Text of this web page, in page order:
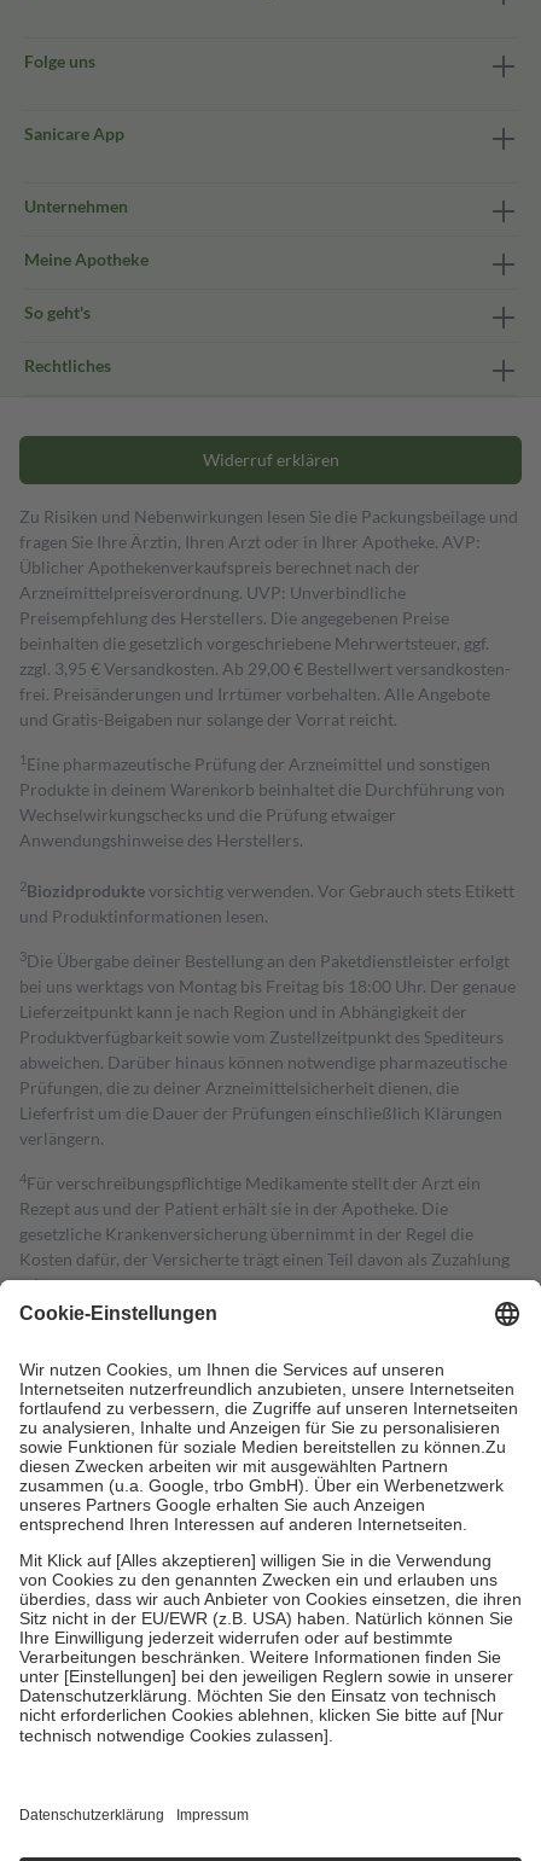
Folge uns
Sanicare App
Unternehmen
Meine Apotheke
So geht's
Rechtliches
Widerruf erklären
Zu Risiken und Nebenwirkungen lesen Sie die Packungsbeilage und
fragen Sie Ihre Ärztin, Ihren Arzt oder in Ihrer Apotheke. AVP:
Üblicher Apothekenverkaufspreis berechnet nach der
Arzneimittelpreisverordnung. UVP: Unverbindliche
Preisempfehlung des Herstellers. Die angegebenen Preise
beinhalten die gesetzlich vorgeschriebene Mehrwertsteuer, ggf.
zzgl. 3,95 € Versandkosten. Ab 29,00 € Bestell­wert versand­kosten­
frei. Preisänderungen und Irrtümer vorbehalten. Alle Angebote
und Gratis-Beigaben nur solange der Vorrat reicht.
1 Eine pharmazeutische Prüfung der Arzneimittel und sonstigen
Produkte in deinem Warenkorb beinhaltet die Durchführung von
Wechselwirkungschecks und die Prüfung etwaiger
Anwendungshinweise des Herstellers.
2Biozidproduktevorsichtig verwenden. Vor Gebrauch stets Etikett
und Produktinformationen lesen.
3Die Übergabe deiner Bestellung an den Paketdienstleister erfolgt
bei uns werktags von Montag bis Freitag bis 18:00 Uhr. Der genaue
Lieferzeitpunkt kann je nach Region und in Abhängigkeit der
Produktverfügbarkeit sowie vom Zustellzeitpunkt des Spediteurs
abweichen. Darüber hinaus können notwendige pharmazeutische
Prüfungen, die zu deiner Arzneimittelsicherheit dienen, die
Lieferfrist um die Dauer der Prüfungen einschließlich Klärungen
verlängern.
4Für verschreibungspflichtige Medikamente stellt der Arzt ein
Rezept aus und der Patient erhält sie in der Apotheke. Die
gesetzliche Krankenversicherung übernimmt in der Regel die
Kosten dafür, der Versicherte trägt einen Teil davon als Zuzahlung
mit.
Grundsätzlich leisten Mitglieder Zuzahlungen in Höhe von zehn
höchstens zehn Euro.
Es sind jedoch nie mehr als die tatsächlichen
Kosten der Leistung zu entrichten.
Diese Regeln gelten grundsätzlich auch für Online-Apotheken.
Bei Heilmitteln und häuslicher Krankenpflege beträgt die
Zuzahlung zehn Prozent der Kosten sowie zehn Euro je
Verordnung.
Um das Engagement der Versicherten für ihre eigene Gesundheit zu
stärken und die besondere Stellung der Familie zu unterstützen,
fallenkeine Zuzahlungenan bei:
• Kindern und Jugendlichen bis zum vollendeten 18. Lebensjahr
mit Ausnahme der Fahrkosten
• Untersuchungen zur Vorsorge und Früherkennung, die von der
GKV getragen werden
• empfohlenen Schutzimpfungen
• Harn- und Blutteststreifen
getroffen, um sicherzustellen, dass es sich um echte Bewertungen